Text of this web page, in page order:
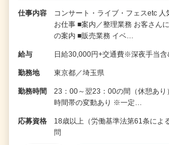
仕事内容
コンサート・ライブ・フェスetc
お仕事 ■案内／整理業務 お客さん
の案内 ■販売業務 イベ…
給与 日給30,000円+交通費※深夜手当含
勤務地 東京都／埼玉県
勤務時間
23：00～翌23：00の間（休憩あり
時間帯の変動あり ※一定…
応募資格
18歳以上（労働基準法第61条によ
問